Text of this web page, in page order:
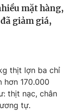
mặt hàng,
giảm giá,
thịt lợn ba chỉ
hơn 170.000
thịt nạc, chân
tự.